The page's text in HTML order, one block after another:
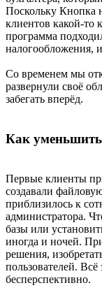
Поскольку Кнопка
клиентов какой-то
программа
налогообложения,
Со временем мы
развернули своё
забегать вперёд.
Как уменьшить
Первые клиенты
создавали
приблизилось к
администратора.
базы или
иногда и ночей.
решения,
пользователей.
бесперспективно.